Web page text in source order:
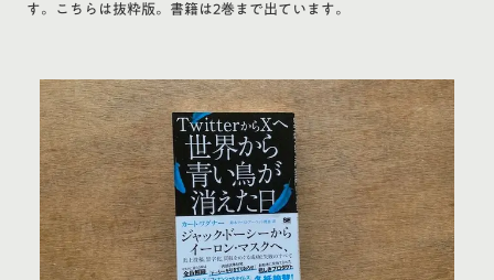
す。こちらは抜粋版。書籍は2巻まで出ています。